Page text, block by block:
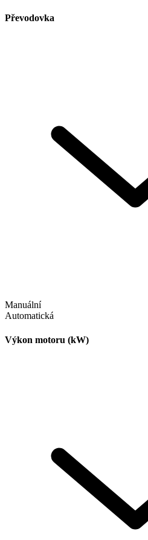
Převodovka
Manuální
Automatická
Výkon motoru (kW)